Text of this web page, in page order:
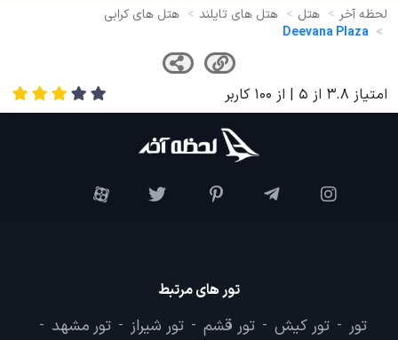
لحظه آخر هتل هتل های تایلند
هتل های کرابی
Deevana Plaza
امتیاز 3.8 از 5 | از 100 کاربر
تور های مرتبط
تور - تور کیش - تور قشم - تور شیراز - تور مشهد -